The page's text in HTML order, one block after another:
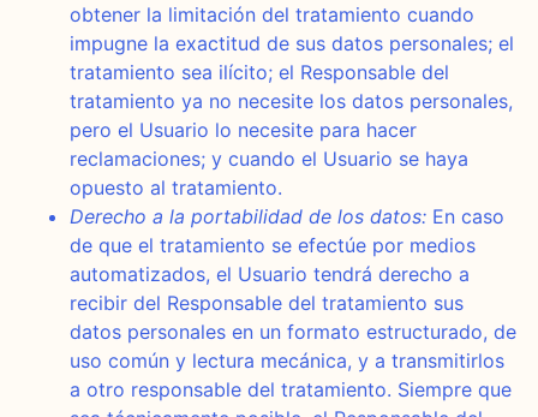
obtener la limitación del tratamiento cuando
impugne la exactitud de sus datos personales; el
tratamiento sea ilícito; el Responsable del
tratamiento ya no necesite los datos personales,
pero el Usuario lo necesite para hacer
reclamaciones; y cuando el Usuario se haya
opuesto al tratamiento.
Derecho a la portabilidad de los datos:En caso
de que el tratamiento se efectúe por medios
automatizados, el Usuario tendrá derecho a
recibir del Responsable del tratamiento sus
datos personales en un formato estructurado, de
uso común y lectura mecánica, y a transmitirlos
a otro responsable del tratamiento. Siempre que